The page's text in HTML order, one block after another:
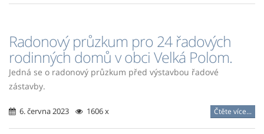
Radonový průzkum pro 24 řadových
rodinných domů v obci Velká Polom.
Jedná se o radonový průzkum před výstavbou řadové
zástavby.
6. června 2023 1606 x Čtěte více...